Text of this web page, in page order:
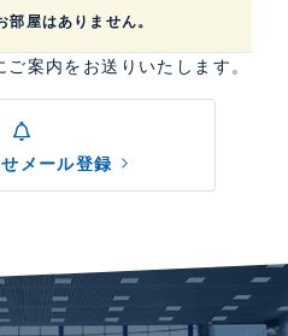
部屋はありません。
案内をお送りいたします。
メール登録